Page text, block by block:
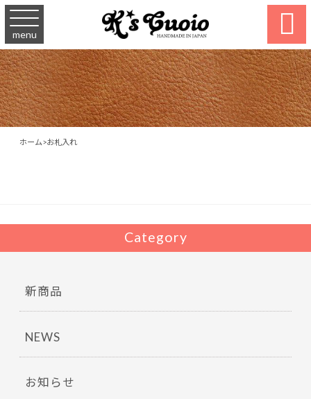
menu 
ホーム>お札入れ
Category
新商品
NEWS
お知らせ